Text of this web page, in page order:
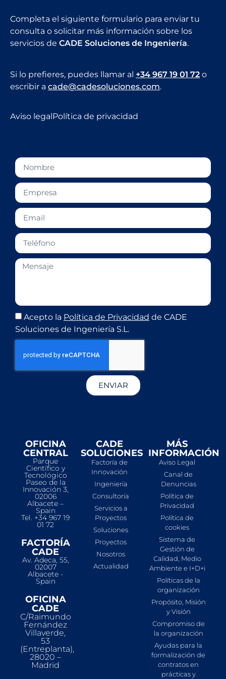
Completa el siguiente formulario para enviar tu
consulta o solicitar más información sobre los
servicios de CADE Soluciones de Ingeniería.
Si lo prefieres, puedes llamar al +34 967 19 01 72 o
escribir a cade@cadesoluciones.com.
Aviso legalPolítica de privacidad
Acepto la Política de Privacidad de CADE
Soluciones de Ingeniería S.L.
ENVIAR
OFICINA
CENTRAL
Parque
Científico y
Tecnológico
Paseo de la
Innovación 3,
02006
Albacete –
Spain
Tel. +34 967 19
01 72
FACTORÍA
CADE
Av. Adeca, 55,
02007
Albacete -
Spain
OFICINA
CADE
C/Raimundo
Fernández
Villaverde,
53
(Entreplanta),
28020 –
Madrid
CADE
SOLUCIONES
Factoría de
Innovación
Ingeniería
Consultoría
Servicios a
Proyectos
Soluciones
Proyectos
Nosotros
Actualidad
MÁS
INFORMACIÓN
Aviso Legal
Canal de
Denuncias
Política de
Privacidad
Política de
cookies
Sistema de
Gestión de
Calidad, Medio
Ambiente e I+D+i
Políticas de la
organización
Propósito, Misión
y Visión
Compromiso de
la organización
Ayudas para la
formalización de
contratos en
prácticas y